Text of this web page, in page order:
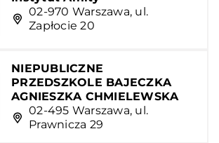
02-970 Warszawa, ul.
Zapłocie 20
NIEPUBLICZNE
PRZEDSZKOLE BAJECZKA
AGNIESZKA CHMIELEWSKA
02-495 Warszawa, ul.
Prawnicza 29